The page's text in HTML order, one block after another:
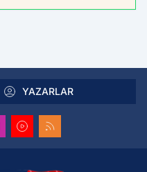
YAZARLAR